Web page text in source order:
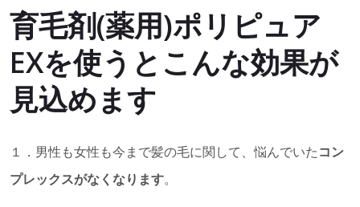
育毛剤(薬用)ポリピュア
EXを使うとこんな効果が
見込めます
１．男性も女性も今まで髪の毛に関して、悩んでいたコン
プレックスがなくなります。